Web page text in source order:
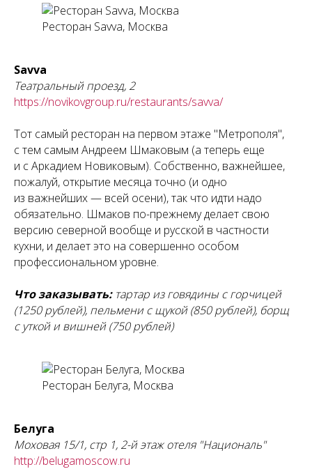
Ресторан Savva, Москва
Savva
Театральный проезд, 2
https://novikovgroup.ru/restaurants/savva/
Тот самый ресторан на первом этаже "Метрополя",
с тем самым Андреем Шмаковым (а теперь еще
и с Аркадием Новиковым). Собственно, важнейшее,
пожалуй, открытие месяца точно (и одно
из важнейших — всей осени), так что идти надо
обязательно. Шмаков по-прежнему делает свою
версию северной вообще и русской в частности
кухни, и делает это на совершенно особом
профессиональном уровне.
Что заказывать: тартар из говядины с горчицей
(1250 рублей), пельмени с щукой (850 рублей), борщ
с уткой и вишней (750 рублей)
Ресторан Белуга, Москва
Белуга
Моховая 15/1, стр 1, 2-й этаж отеля "Националь"
http://belugamoscow.ru